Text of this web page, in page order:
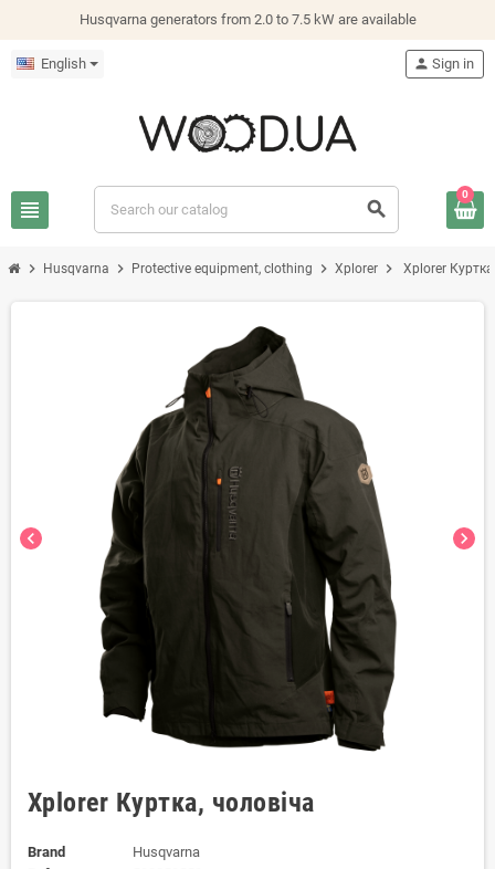
Husqvarna generators from 2.0 to 7.5 kW are available
English
view_headline search
person Sign in
0
chevron_right Husqvarna chevron_right Protective equipment, clothing chevron_right Xplorer chevron_right Xplorer
chevron_left chevron_right
Xplorer Куртка, чоловіча
Brand
Husqvarna